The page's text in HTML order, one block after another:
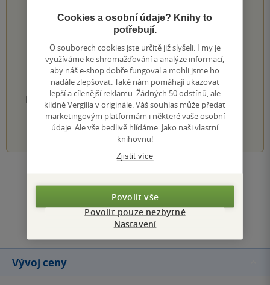
0×
5 hvězdiček
0×
4 hvězdičky
0×
3 hvězdičky
0×
2 hvězdičky
0×
1 hvezdička
PŘIDEJTE SVÉ HODNOCENÍ PRODUKTU
1 2 3 4 5
Přidat hodnocení
Vývoj ceny
Cookies a osobní údaje? Knihy to
potřebují.
O souborech cookies jste určitě již slyšeli. I my je
využíváme ke shromažďování a analýze informací,
aby náš e-shop dobře fungoval a mohli jsme ho
nadále zlepšovat. Také nám pomáhají ukazovat
lepší a cílenější reklamu. Žádných 50 odstínů, ale
klidně Vergilia v originále. Váš souhlas může předat
marketingovým platformám i některé vaše osobní
údaje. Ale vše bedlivě hlídáme. Jako naši vlastní
knihovnu!
Zjistit více
Povolit vše
Povolit pouze nezbytné
Nastavení